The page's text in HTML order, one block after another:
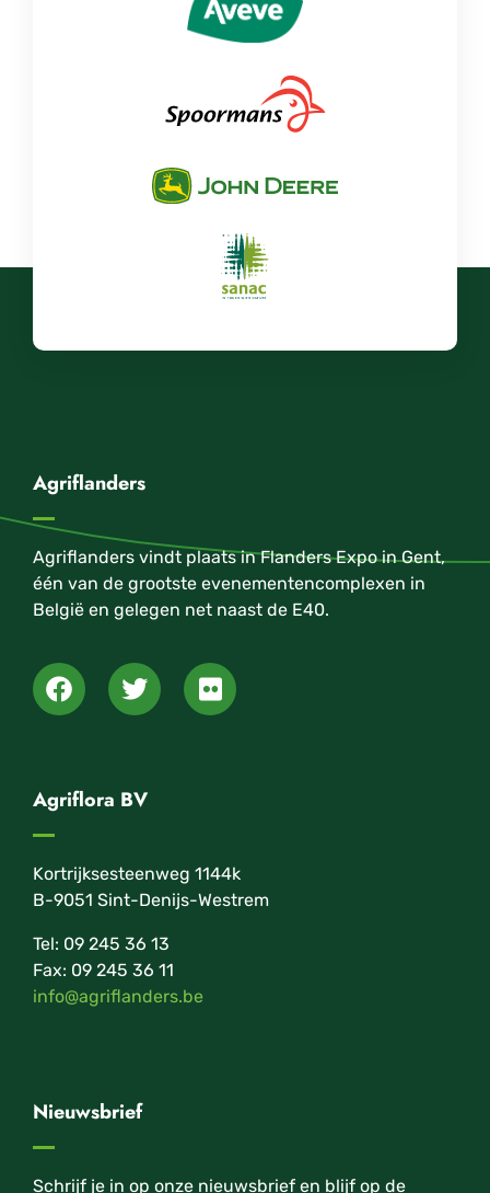
Agriflanders
Agriflanders vindt plaats in Flanders Expo in Gent,
één van de grootste evenementencomplexen in
België en gelegen net naast de E40.
Agriflora BV
Kortrijksesteenweg 1144k
B-9051 Sint-Denijs-Westrem
Tel: 09 245 36 13
Fax: 09 245 36 11
info@agriflanders.be
Nieuwsbrief
Schrijf je in op onze nieuwsbrief en blijf op de